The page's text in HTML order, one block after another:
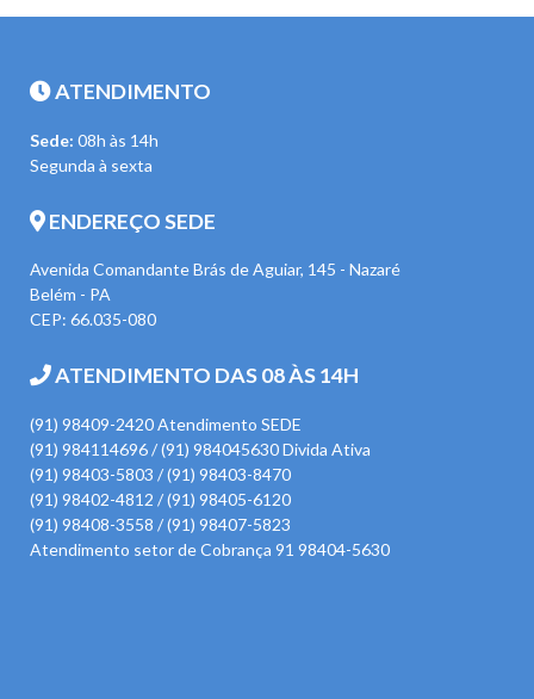
ATENDIMENTO
Sede: 08h às 14h
Segunda à sexta
ENDEREÇO SEDE
Avenida Comandante Brás de Aguiar, 145 - Nazaré
Belém - PA
CEP: 66.035-080
ATENDIMENTO DAS 08 ÀS 14H
(91) 98409-2420 Atendimento SEDE
(91) 984114696 / (91) 984045630 Divida Ativa
(91) 98403-5803 / (91) 98403-8470
(91) 98402-4812 / (91) 98405-6120
(91) 98408-3558 / (91) 98407-5823
Atendimento setor de Cobrança 91 98404-5630